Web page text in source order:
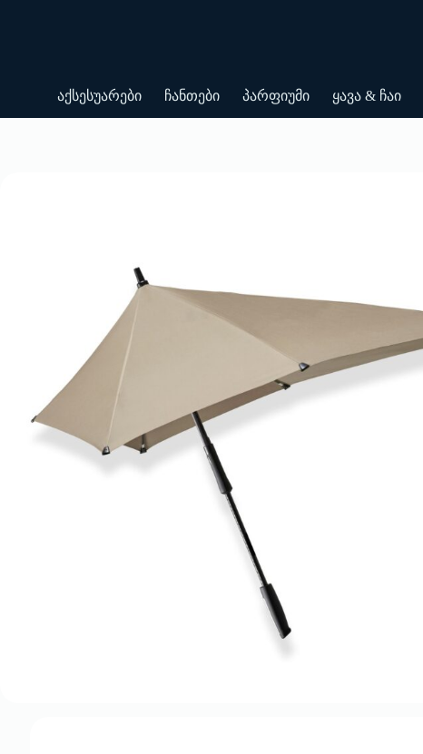
აქსესუარები ჩანთები პარფიუმი ყავა & ჩაი